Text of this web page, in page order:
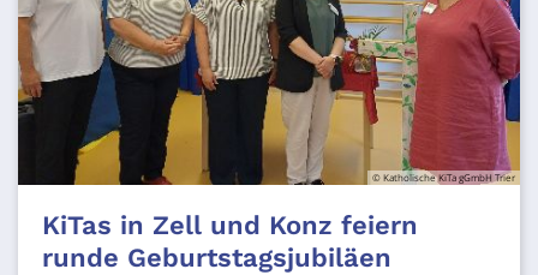
© Katholische KiTa gGmbH Trier
KiTas in Zell und Konz feiern
runde Geburtstagsjubiläen